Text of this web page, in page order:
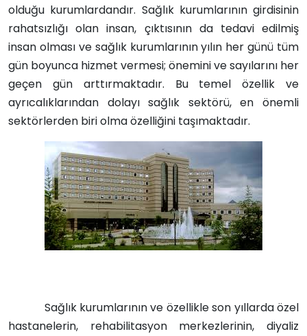
olduğu kurumlardandır. Sağlık kurumlarının girdisinin
rahatsızlığı olan insan, çıktısının da tedavi edilmiş
insan olması ve sağlık kurumlarının yılın her günü tüm
gün boyunca hizmet vermesi; önemini ve sayılarını her
geçen gün arttırmaktadır. Bu temel özellik ve
ayrıcalıklarından dolayı sağlık sektörü, en önemli
sektörlerden biri olma özelliğini taşımaktadır.
Sağlık kurumlarının ve özellikle son yıllarda özel
hastanelerin, rehabilitasyon merkezlerinin, diyaliz